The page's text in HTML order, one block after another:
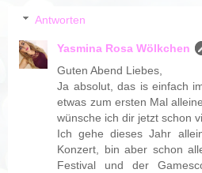
Antworten
Yasmina Rosa Wölkchen
Guten Abend Liebes,
Ja absolut, das is einfach
etwas zum ersten Mal
wünsche ich dir jetzt schon
Ich gehe dieses Jahr
Konzert, bin aber schon
Festival und der